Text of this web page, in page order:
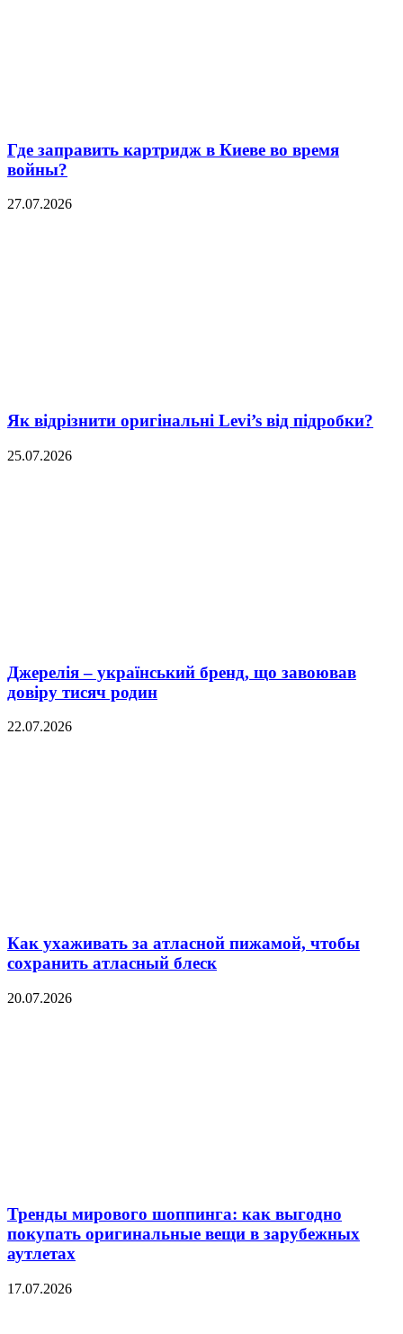
Где заправить картридж в Киеве во время
войны?
27.07.2026
Як відрізнити оригінальні Levi’s від підробки?
25.07.2026
Джерелія – український бренд, що завоював
довіру тисяч родин
22.07.2026
Как ухаживать за атласной пижамой, чтобы
сохранить атласный блеск
20.07.2026
Тренды мирового шоппинга: как выгодно
покупать оригинальные вещи в зарубежных
аутлетах
17.07.2026